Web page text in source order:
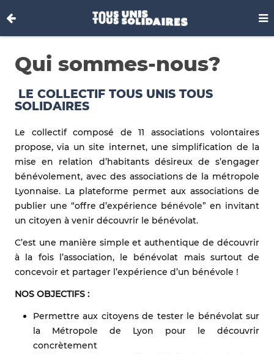
Qui sommes-nous?
LE COLLECTIF TOUS UNIS TOUS
SOLIDAIRES
Le collectif composé de 11 associations volontaires
propose, via un site internet, une simplification de la
mise en relation d’habitants désireux de s’engager
bénévolement, avec des associations de la métropole
Lyonnaise. La plateforme permet aux associations de
publier une “offre d’expérience bénévole” en invitant
un citoyen à venir découvrir le bénévolat.
C’est une manière simple et authentique de découvrir
à la fois l’association, le bénévolat mais surtout de
concevoir et partager l’expérience d’un bénévole !
NOS OBJECTIFS :
Permettre aux citoyens de tester le bénévolat sur
la Métropole de Lyon pour le découvrir
concrètement